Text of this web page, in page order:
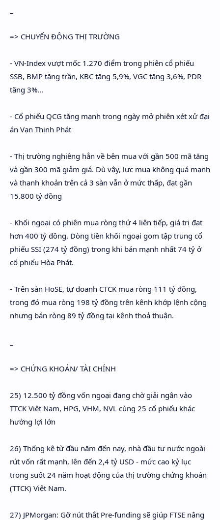
=> CHUYỂN ĐỘNG THỊ TRƯỜNG
- VN-Index vượt mốc 1.270 điểm trong phiên cổ phiếu
SSB, BMP tăng trần, KBC tăng 5,9%, VGC tăng 3,6%, PDR
tăng 3%...
- Cổ phiếu QCG tăng mạnh trong ngày mở phiên xét xử đại
án Vạn Thịnh Phát
- Thị trường nghiêng hẳn về bên mua với gần 500 mã tăng
và gần 300 mã giảm giá. Dù vậy, lực mua không quá mạnh
và thanh khoản trên cả 3 sàn vẫn ở mức thấp, đạt gần
15.800 tỷ đồng
- Khối ngoại có phiên mua ròng thứ 4 liên tiếp, giá trị đạt
hơn 400 tỷ đồng. Dòng tiền khối ngoại gom tập trung cổ
phiếu SSI (274 tỷ đồng) trong khi bán mạnh nhất 74 tỷ ở
cổ phiếu Hòa Phát.
- Trên sàn HoSE, tự doanh CTCK mua ròng 111 tỷ đồng,
trong đó mua ròng 198 tỷ đồng trên kênh khớp lệnh cộng
nhưng bán ròng 89 tỷ đồng tại kênh thoả thuận.
=> CHỨNG KHOÁN/ TÀI CHÍNH
25) 12.500 tỷ đồng vốn ngoại đang chờ giải ngân vào
TTCK Việt Nam, HPG, VHM, NVL cùng 25 cổ phiếu khác
hưởng lợi lớn
26) Thống kê từ đầu năm đến nay, nhà đầu tư nước ngoài
rút vốn rất mạnh, lên đến 2,4 tỷ USD - mức cao kỷ lục
trong suốt 24 năm hoạt động của thị trường chứng khoán
(TTCK) Việt Nam.
27) JPMorgan: Gỡ nút thắt Pre-funding sẽ giúp FTSE nâng